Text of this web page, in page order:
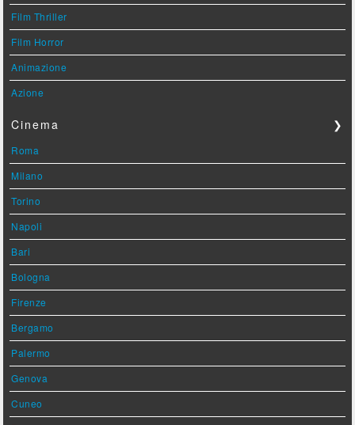
Film Thriller
Film Horror
Animazione
Azione
Cinema ❯
Roma
Milano
Torino
Napoli
Bari
Bologna
Firenze
Bergamo
Palermo
Genova
Cuneo